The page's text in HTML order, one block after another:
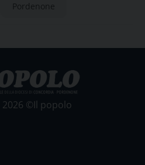
Pordenone
©Il popolo